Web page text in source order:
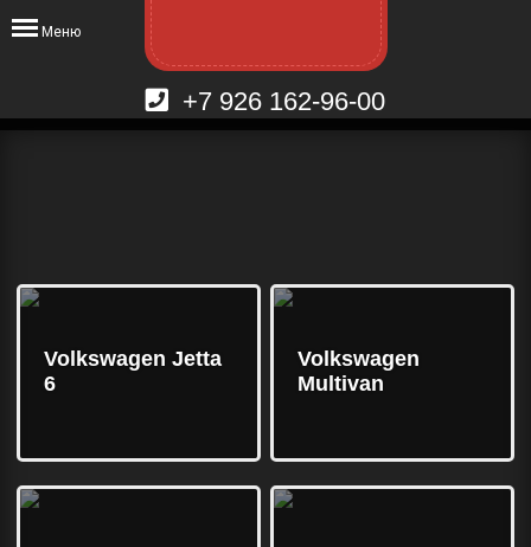
+7 926 162-96-00
Меню
Volkswagen Jetta
6
Volkswagen
Multivan